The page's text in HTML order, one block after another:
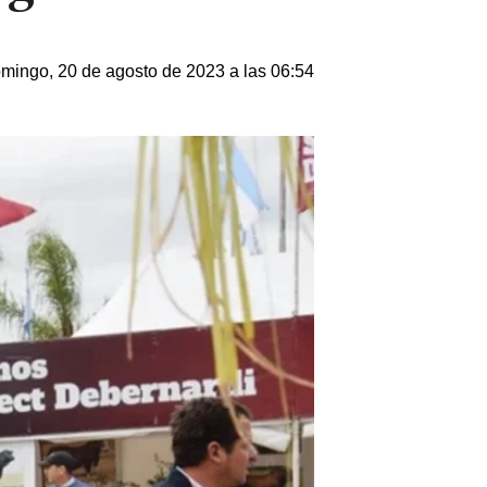
20 de agosto de 2023 a las 06:54